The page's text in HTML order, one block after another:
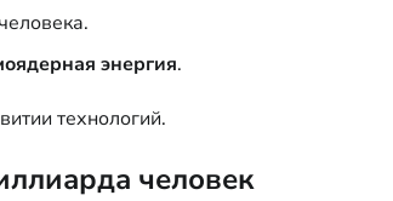
энергия.
технологий.
человек